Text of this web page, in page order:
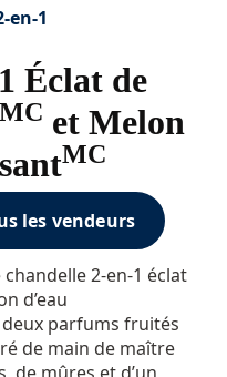
en-1
Éclat de
MC et Melon
MC
les vendeurs
2-en-1 éclat
d’eau
parfums fruités
de main de maître